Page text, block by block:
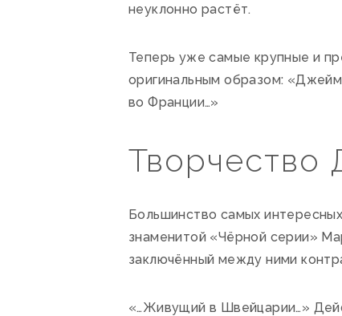
неуклонно растёт.
Теперь уже самые крупные и
оригинальным образом:
во Франции…»
Творчество
Большинство самых
знаменитой «Чёрной серии»
заключённый между ними
«…Живущий в Швейцарии…»